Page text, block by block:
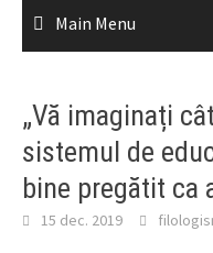
Main Menu
„Vă imaginați
sistemul de
bine pregătit ca
15 dec. 2019